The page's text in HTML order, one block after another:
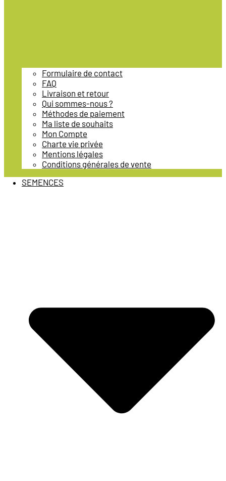
Formulaire de contact
FAQ
Livraison et retour
Qui sommes-nous ?
Méthodes de paiement
Ma liste de souhaits
Mon Compte
Charte vie privée
Mentions légales
Conditions générales de vente
SEMENCES